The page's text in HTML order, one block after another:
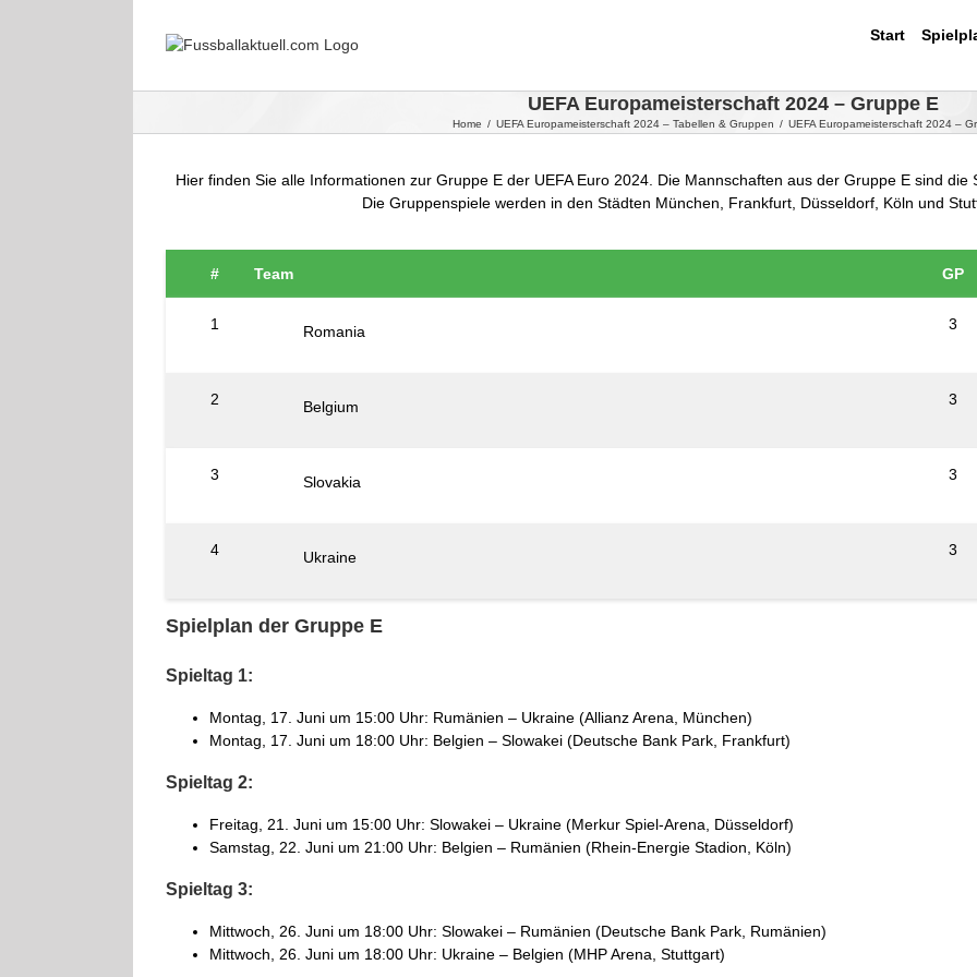
Start
UEFA Europameisterschaft 2024 – Gruppe E
Home / UEFA Europameisterschaft 2024 – Tabellen & Gruppen / UEFA Europameisterschaft 2024 –
Hier finden Sie alle Informationen zur Gruppe E der UEFA Euro 2024. Die Mannschaften aus der Gruppe E sind die
Die Gruppenspiele werden in den Städten München, Frankfurt, Düsseldorf, Köln und
# Team GP
1 Romania 3
2 Belgium 3
3 Slovakia 3
4 Ukraine 3
Spielplan der Gruppe E
Spieltag 1:
Montag, 17. Juni um 15:00 Uhr: Rumänien – Ukraine (Allianz Arena, München)
Montag, 17. Juni um 18:00 Uhr: Belgien – Slowakei (Deutsche Bank Park, Frankfurt)
Spieltag 2:
Freitag, 21. Juni um 15:00 Uhr: Slowakei – Ukraine (Merkur Spiel-Arena, Düsseldorf)
Samstag, 22. Juni um 21:00 Uhr: Belgien – Rumänien (Rhein-Energie Stadion, Köln)
Spieltag 3:
Mittwoch, 26. Juni um 18:00 Uhr: Slowakei – Rumänien (Deutsche Bank Park, Rumänien)
Mittwoch, 26. Juni um 18:00 Uhr: Ukraine – Belgien (MHP Arena, Stuttgart)